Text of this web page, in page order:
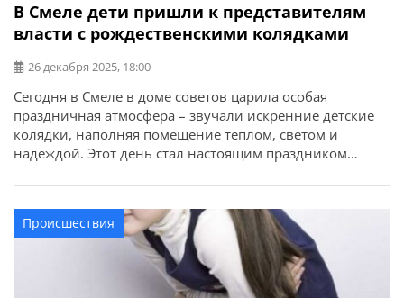
В Смеле дети пришли к представителям
власти с рождественскими колядками
26 декабря 2025, 18:00
Сегодня в Смеле в доме советов царила особая
праздничная атмосфера – звучали искренние детские
колядки, наполняя помещение теплом, светом и
надеждой. Этот день стал настоящим праздником
этом сообщает Смелянский городской совет. С
праздничными поздравлениями пришли
воспитанники детской школы искусств,
Государственного учебного заведения «Смелянский
центр подготовки и переподготовки рабочих кадров»,
Происшествия